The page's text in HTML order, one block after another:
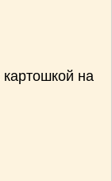
на